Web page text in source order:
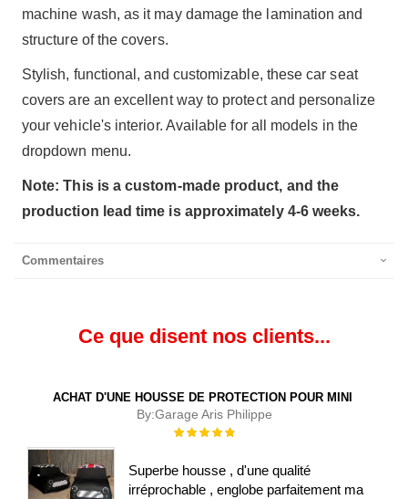
machine wash, as it may damage the lamination and
structure of the covers.
Stylish, functional, and customizable, these car seat
covers are an excellent way to protect and personalize
your vehicle's interior. Available for all models in the
dropdown menu.
Note: This is a custom-made product, and the
production lead time is approximately 4-6 weeks.
Commentaires
Ce que disent nos clients...
ACHAT D'UNE HOUSSE DE PROTECTION POUR MINI
By:Garage Aris Philippe
Évaluation :
Superbe housse , d'une qualité
irréprochable , englobe parfaitement ma